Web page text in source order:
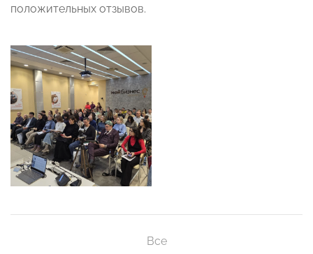
положительных отзывов.
Все